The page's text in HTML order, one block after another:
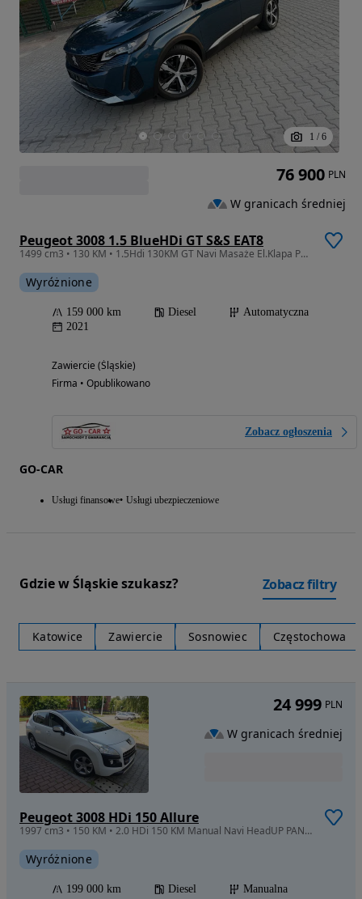
1 / 6
Peugeot 3008 1.5 BlueHDi GT S&S EAT8
1499 cm3 • 130 KM • 1.5Hdi 130KM GT Navi Masaże El.Klapa Po Opłatach
Wyróżnione
159 000 km Diesel
Automatyczna
2021
Zawiercie (Śląskie)
Firma • Opublikowano
Zobacz ogłoszenia
GO-CAR
Usługi finansowe Usługi ubezpieczeniowe
76 900 PLN
W granicach średniej
Gdzie w Śląskie szukasz? Zobacz filtry
Katowice Zawiercie Sosnowiec Częstochowa
Peugeot 3008 HDi 150 Allure
1997 cm3 • 150 KM • 2.0 HDi 150 KM Manual Navi HeadUP PANORAMA Roletki PERŁA KOLOR PDC
Wyróżnione
199 000 km Diesel
Manualna
24 999 PLN
W granicach średniej